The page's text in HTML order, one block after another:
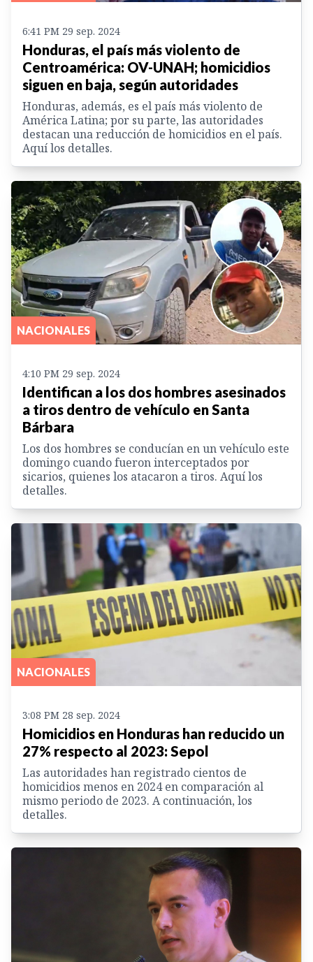
6:41 PM 29 sep. 2024
Honduras, el país más violento de
Centroamérica: OV-UNAH; homicidios
siguen en baja, según autoridades
Honduras, además, es el país más violento de
América Latina; por su parte, las autoridades
destacan una reducción de homicidios en el país.
Aquí los detalles.
NACIONALES
4:10 PM 29 sep. 2024
Identifican a los dos hombres asesinados
a tiros dentro de vehículo en Santa
Bárbara
Los dos hombres se conducían en un vehículo este
domingo cuando fueron interceptados por
sicarios, quienes los atacaron a tiros. Aquí los
detalles.
NACIONALES
3:08 PM 28 sep. 2024
Homicidios en Honduras han reducido un
27% respecto al 2023: Sepol
Las autoridades han registrado cientos de
homicidios menos en 2024 en comparación al
mismo periodo de 2023. A continuación, los
detalles.